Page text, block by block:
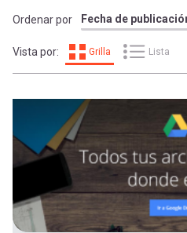
a
mi
cuenta
Expand
Mobile]
Menú
Inicia
sesión
ayuda
a
la
Ordenar por
Vista por: Grilla Lista